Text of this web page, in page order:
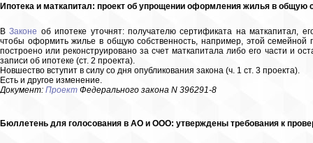
Ипотека и маткапитал: проект об упрощении оформления жилья в общую
ВЗаконе об ипотеке уточнят: получателю сертификата на маткапитал,
чтобы оформить жилье в общую собственность, например, этой
построено или реконструировано за счет маткапитала либо его части и
записи об ипотеке (ст. 2 проекта).
Новшество вступит в силу со дня опубликования закона (ч. 1 ст. 3 проекта).
Есть и другое изменение.
Документ: Проект Федерального закона N 396291-8
Бюллетень для голосования в АО и ООО: утверждены требования к